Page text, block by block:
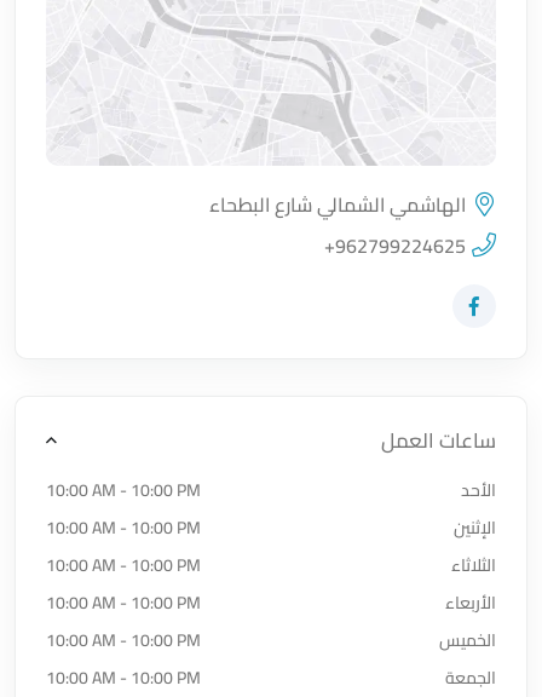
اضغط لتحميل الموقع
الهاشمي الشمالي شارع البطحاء
+962799224625
زيارة حساب المتجر على Facebook-f
ساعات العمل
الأحد
10:00 AM - 10:00 PM
الإثنين
10:00 AM - 10:00 PM
الثلاثاء
10:00 AM - 10:00 PM
الأربعاء
10:00 AM - 10:00 PM
الخميس
10:00 AM - 10:00 PM
الجمعة
10:00 AM - 10:00 PM